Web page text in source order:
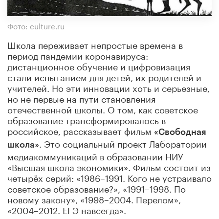
Фото: culture.ru
Школа переживает непростые времена в
период пандемии коронавируса:
дистанционное обучение и цифровизация
стали испытанием для детей, их родителей и
учителей. Но эти инновации хоть и серьезные,
но не первые на пути становления
отечественной школы. О том, как советское
образование трансформировалось в
российское, рассказывает фильм «Свободная
школа»
. Это социальный проект Лаборатории
медиакоммуникаций в образовании НИУ
«Высшая школа экономики». Фильм состоит из
четырёх серий: «1986–1991. Кого не устраивало
советское образование?», «1991–1998. По
новому закону», «1998–2004. Перелом»,
«2004–2012. ЕГЭ навсегда».